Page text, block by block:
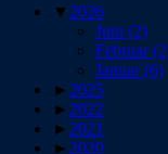
▼ 2026
Juni (2)
Februar
Januar(6)
► 2025
► 2022
► 2021
► 2020